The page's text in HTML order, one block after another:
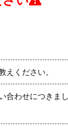
ください。
わせにつきまし